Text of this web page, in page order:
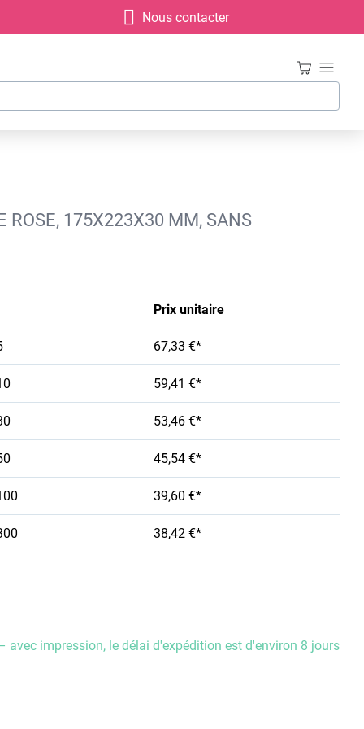
Nous contacter
ROSE, 175X223X30 MM, SANS
Prix unitaire
67,33 €*
59,41 €*
53,46 €*
45,54 €*
39,60 €*
38,42 €*
avec impression, le délai d'expédition est d'environ 8 jours